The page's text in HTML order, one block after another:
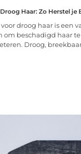
Haar: Zo Herstel je
droog haar is een
om beschadigd haar
Droog,